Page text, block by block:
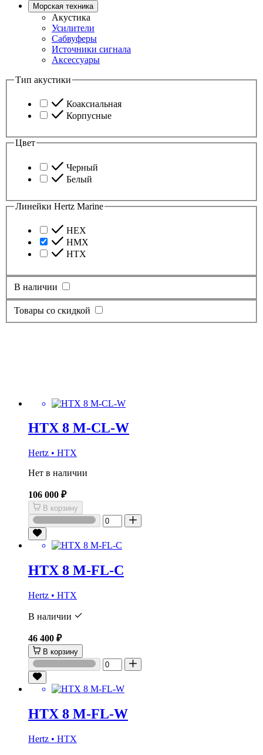
Морская техника
Акустика
Усилители
Сабвуферы
Источники сигнала
Аксессуары
Тип акустики
Коаксиальная
Корпусные
Цвет
Черный
Белый
Линейки Hertz Marine
HEX
HMX
HTX
В наличии
Товары со скидкой
HTX 8 M-CL-W
Hertz • HTX
Нет в наличии
106 000 ₽
В корзину
HTX 8 M-FL-C
Hertz • HTX
В наличии
46 400 ₽
В корзину
HTX 8 M-FL-W
Hertz • HTX